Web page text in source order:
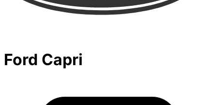
Ford Capri